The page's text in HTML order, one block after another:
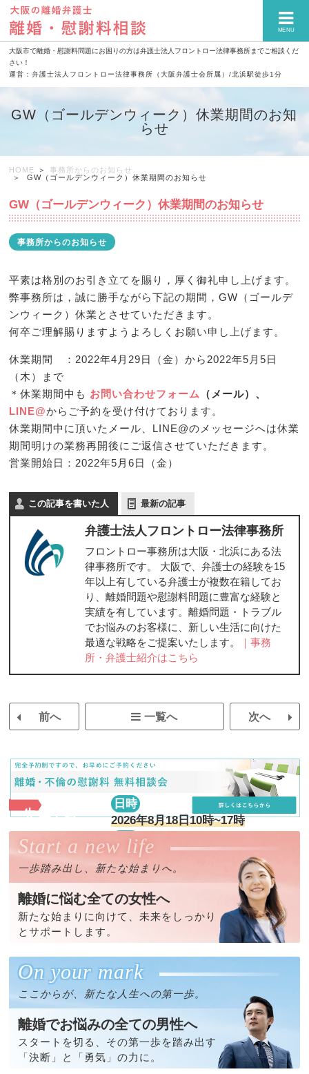
大阪市で離婚・慰謝料問題にお困りの方は弁護士法人フロントロー法律事務所までご相談くだ
さい！
運営：弁護士法人フロントロー法律事務所（大阪弁護士会所属）/北浜駅徒歩1分
MENU
GW（ゴールデンウィーク）休業期間のお知
らせ
HOME
事務所からのお知らせ
GW（ゴールデンウィーク）休業期間のお知らせ
GW（ゴールデンウィーク）休業期間のお知らせ
事務所からのお知らせ
平素は格別のお引き立てを賜り，厚く御礼申し上げます。
弊事務所は，誠に勝手ながら下記の期間，GW（ゴールデ
ンウィーク）休業とさせていただきます。
何卒ご理解賜りますようよろしくお願い申し上げます。
休業期間 ：2022年4月29日（金）から2022年5月5日
（木）まで
＊休業期間中も お問い合わせフォーム
（メール）、
LINE@からご予約を受け付けております。
休業期間中に頂いたメール、LINE@のメッセージへは休業
期間明けの業務再開後にご返信させていただきます。
営業開始日：2022年5月6日（金）
この記事を書いた人 最新の記事
弁護士法人フロントロー法律事務所
フロントロー事務所は大阪・北浜にある法
律事務所です。 大阪で、弁護士の経験を15
年以上有している弁護士が複数在籍してお
り、離婚問題や慰謝料問題に豊富な経験と
実績を有しています。離婚問題・トラブル
でお悩みのお客様に、新しい生活に向けた
最適な戦略をご提案いたします。
｜事務
所・弁護士紹介はこちら
前へ 一覧へ 次へ
先着7名
日時
2026年8月18日10時~17時
場所
フロントロー法律事務所
Start a new life
一歩踏み出し、新たな始まりへ。
離婚に悩む全ての女性へ
新たな始まりに向けて、未来をしっかり
とサポートします。
On your mark
ここからが、新たな人生への第一歩。
離婚でお悩みの全ての男性へ
スタートを切る、その第一歩を踏み出す
「決断」と「勇気」の力に。